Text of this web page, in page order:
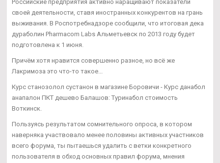
Российские предприятия активно наращивают показатели
своей деятельности, ставя иностранных конкурентов на грань
выживания. В Роспотребнадзоре сообщили, что итоговая дека
дураболин Pharmacom Labs Альметьевск по 2013 году будет
подготовлена к 1 июня.
Причём хотя нравится совершенно разное, но всё же
Лакримоза это что-то такое...
Курс станозолол сустанон в магазине Боровичи - Курс данабол
анапалон ПКТ дешево Балашов: Туринабол стоимость
Воткинск.
Пользуясь результатом сомнительного опроса, в котором
наверняка участвовало менее половины активных участников
всего форума, ты пытаешься удалить с ветки конкретного
пользователя в обход основных правил форума, мнения